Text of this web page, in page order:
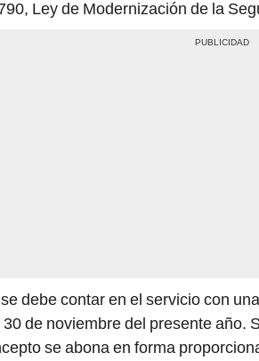
Ley de Modernización de la
debe contar en el servicio con
30 de noviembre del presente año.
se abona en forma